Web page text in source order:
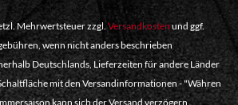
Mehrwertsteuer zzgl. Versandkosten und ggf.
wenn nicht anders beschrieben
Deutschlands, Lieferzeiten für andere Länder
mit den Versandinformationen - "Währen
kann sich der Versand verzögern